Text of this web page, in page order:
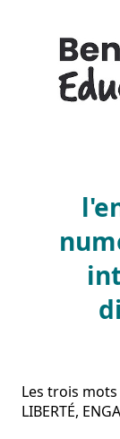
Les trois mots
LIBERTÉ,